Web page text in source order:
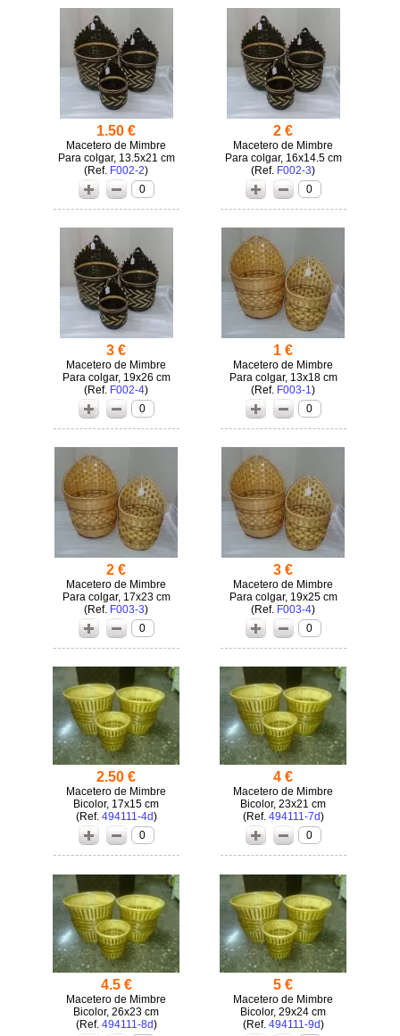
1.50 €
Macetero de Mimbre
Para colgar, 13.5x21 cm
(
F002-2)
0
2 €
Macetero de Mimbre
Para colgar, 16x14.5 cm
(
F002-3)
0
3 €
Macetero de Mimbre
Para colgar, 19x26 cm
(
F002-4)
0
1 €
Macetero de Mimbre
Para colgar, 13x18 cm
(
F003-1)
0
2 €
Macetero de Mimbre
Para colgar, 17x23 cm
(
F003-3)
0
3 €
Macetero de Mimbre
Para colgar, 19x25 cm
(
F003-4)
0
2.50 €
Macetero de Mimbre
Bicolor, 17x15 cm
(
494111-4d)
0
4 €
Macetero de Mimbre
Bicolor, 23x21 cm
(
494111-7d)
0
4.5 €
Macetero de Mimbre
Bicolor, 26x23 cm
(
494111-8d)
5 €
Macetero de Mimbre
Bicolor, 29x24 cm
(
494111-9d)